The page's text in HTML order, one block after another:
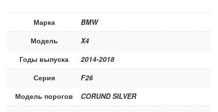
Марка
BMW
Модель
X4
Годы выпуска
2014-2018
Серия
F26
Модель порогов
CORUND SILVER